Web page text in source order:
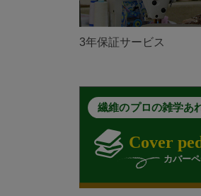
3年保証サービス